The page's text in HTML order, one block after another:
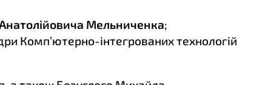
Мельниченка;
Комп’ютерно-інтегрованих технологій